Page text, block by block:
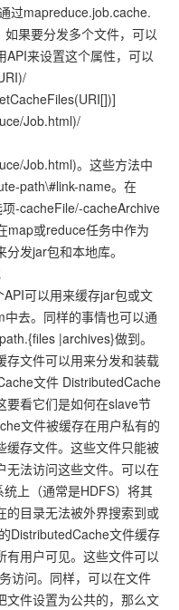
过mapreduce.job.cache.
果要分发多个文件，可以
来设置这个属性，可以
Job.html)/
Job.html)。这些方法中
path\#link-name。在
-cacheFile/-cacheArchive
map或reduce任务中作为
发jar包和本地库。
可以用来缓存jar包或文
去。同样的事情也可以通
|archives}做到。
存文件可以用来分发和装载
文件 DistributedCache
要看它们是如何在slave节
文件被缓存在用户私有的
缓存文件。这些文件只能被
无法访问这些文件。可以在
上（通常是HDFS）将其
的目录无法被外界搜索到或
DistributedCache文件缓存
用户可见。这些文件可以
访问。同样，可以在文件
文件设置为公共的，那么文